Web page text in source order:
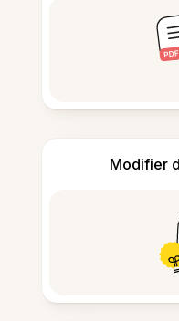
Modifier